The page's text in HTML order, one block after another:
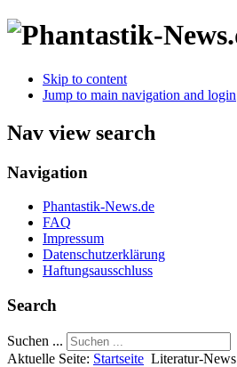
Skip to content
Jump to main navigation and login
Nav view search
Navigation
Phantastik-News.de
FAQ
Impressum
Datenschutzerklärung
Haftungsausschluss
Search
Suchen ...
Aktuelle Seite: Startseite Literatur-News